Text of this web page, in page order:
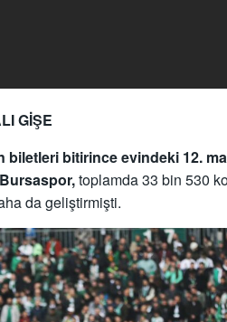
GİŞE
bitirince evindeki 12.
toplamda 33 bin 530
da geliştirmişti.